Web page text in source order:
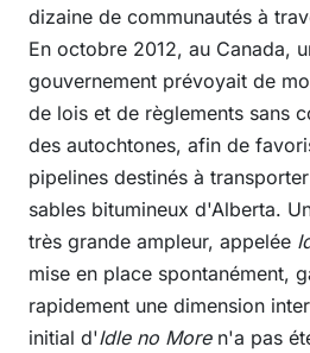
dizaine de communautés à
En octobre 2012, au Canada,
gouvernement prévoyait de
de lois et de règlements sans
des autochtones, afin de
pipelines destinés à
sables bitumineux d'Alberta.
très grande ampleur, appelée
mise en place spontanément,
rapidement une dimension
initial d'Idle no Moren'a pas